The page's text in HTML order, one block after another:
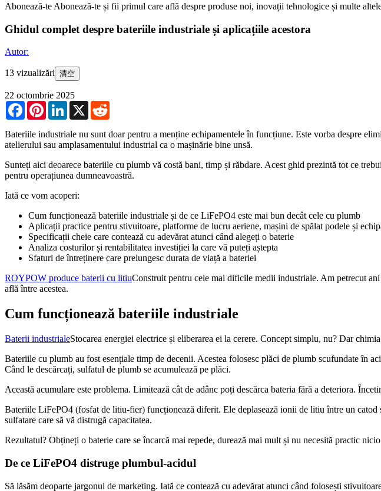
Abonează-te Abonează-te și fii primul care află despre produse noi, inovații tehnologice și multe
Ghidul complet despre bateriile industriale și aplicațiile acestora
Autor:
13 vizualizări 清空
22 octombrie 2025
FacebookPinterestLinkedIn
X
Bateriile industriale nu sunt doar pentru a menține echipamentele în funcțiune. Este vorba despre
atelierului sau amplasamentului industrial ca o mașinărie bine unsă.
Sunteți aici deoarece bateriile cu plumb vă costă bani, timp și răbdare. Acest ghid prezintă tot ce
pentru operațiunea dumneavoastră.
Iată ce vom acoperi:
Cum funcționează bateriile industriale și de ce LiFePO4 este mai bun decât cele cu plumb
Aplicații practice pentru stivuitoare, platforme de lucru aeriene, mașini de spălat podele și
Specificații cheie care contează cu adevărat atunci când alegeți o baterie
Analiza costurilor și rentabilitatea investiției la care vă puteți aștepta
Sfaturi de întreținere care prelungesc durata de viață a bateriei
ROYPOW produce baterii cu litiuConstruit pentru cele mai dificile medii industriale. Am petrecut
află între acestea.
Cum funcționează bateriile industriale
Baterii industrialeStocarea energiei electrice și eliberarea ei la cerere. Concept simplu, nu? Dar
Bateriile cu plumb au fost esențiale timp de decenii. Acestea folosesc plăci de plumb scufundate în
Când le descărcați, sulfatul de plumb se acumulează pe plăci.
Această acumulare este problema. Limitează cât de adânc poți descărca bateria fără a deteriora.
Bateriile LiFePO4 (fosfat de litiu-fier) ​​funcționează diferit. Ele deplasează ionii de litiu între un
sulfatare care să vă distrugă capacitatea.
Rezultatul? Obțineți o baterie care se încarcă mai repede, durează mai mult și nu necesită practic
De ce LiFePO4 distruge plumbul-acidul
Să lăsăm deoparte jargonul de marketing. Iată ce contează cu adevărat atunci când folosești